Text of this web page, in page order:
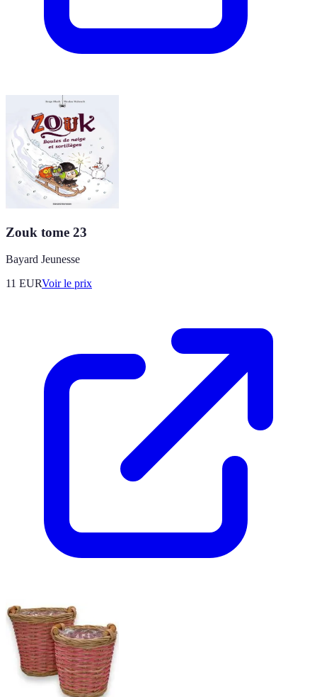
Zouk tome 23
Bayard Jeunesse
11 EURVoir le prix